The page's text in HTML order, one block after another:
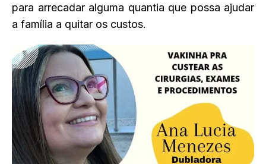
para arrecadar alguma quantia que possa ajudar
a família a quitar os custos.